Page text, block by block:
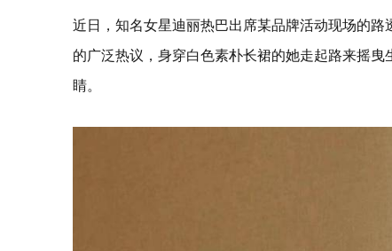
近日，知名女星迪丽热巴出席某品牌活动现场的
的广泛热议，身穿白色素朴长裙的她走起路来摇
睛。